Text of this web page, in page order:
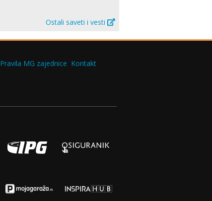
Ostali saveti i vesti
Pravila MG zajednice Kontakt